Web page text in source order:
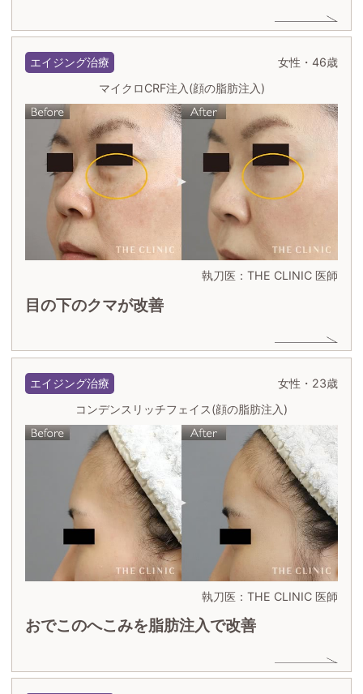
エイジング治療
女性・46歳
マイクロCRF注入(顔の脂肪注入)
執刀医：THE CLINIC 医師
目の下のクマが改善
エイジング治療
女性・23歳
コンデンスリッチフェイス(顔の脂肪注入)
執刀医：THE CLINIC 医師
おでこのへこみを脂肪注入で改善